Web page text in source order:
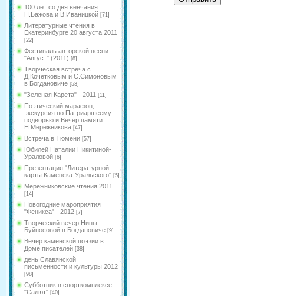
100 лет со дня венчания
П.Бажова и В.Иваницкой [71]
Литературные чтения в
Екатеринбурге 20 августа 2011
[22]
Фестиваль авторской песни
"Август" (2011) [8]
Творческая встреча с
Д.Кочетковым и С.Симоновым
в Богдановиче [53]
"Зеленая Карета" - 2011 [11]
Поэтический марафон,
экскурсия по Патриаршеему
подворью и Вечер памяти
Н.Мережникова [47]
Встреча в Тюмени [57]
Юбилей Наталии Никитиной-
Ураловой [6]
Презентация "Литературной
карты Каменска-Уральского" [5]
Мережниковские чтения 2011
[14]
Новогодние мароприятия
"Феникса" - 2012 [7]
Творческий вечер Нины
Буйносовой в Богдановиче [9]
Вечер каменской поэзии в
Доме писателей [38]
день Славянской
письменности и культуры 2012
[98]
Субботник в спорткомплексе
"Салют" [40]